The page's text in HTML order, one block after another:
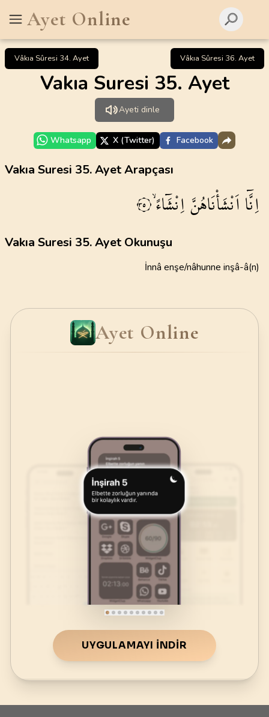
Ayet Online
Vâkıa Sûresi 34. Ayet Vâkıa Sûresi 36. Ayet
Vakıa Suresi 35. Ayet
Ayeti dinle
Whatsapp X (Twitter) Facebook
Vakıa Suresi 35. Ayet Arapçası
اِنَّٓااَنْشَأْنَاهُنَّاِنْشَٓاءًۙ ٣٥
Vakıa Suresi 35. Ayet Okunuşu
İnnâ enşe/nâhunne inşâ-â(n)
Ayet Online
UYGULAMAYI İNDIR